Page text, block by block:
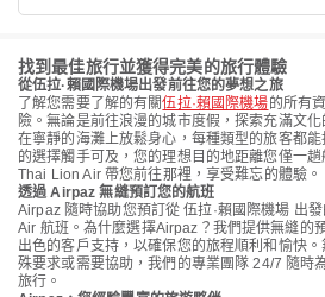
找到最佳旅行並獲得完美的旅行體驗
從伍拉·賴國際機場出發前往您的夢想之旅
了解您需要了解的有關伍拉·賴國際機場的所有
險。無論是前往浪漫的城市度假，探索充滿文
在寧靜的海灘上放鬆身心，每種類型的旅客都
的選擇觸手可及，您的理想目的地距離您僅一
Thai Lion Air 帶您前往那裡，享受難忘的體驗。
透過 Airpaz 無縫預訂您的航班
Airpaz 隨時協助您預訂從 伍拉·賴國際機場 出
Air 航班。為什麼選擇Airpaz？我們提供無縫的
出色的客戶支持，以確保您的旅程順利和愉快
殊要求或需要協助，我們的專業團隊 24/7 隨時
旅行。